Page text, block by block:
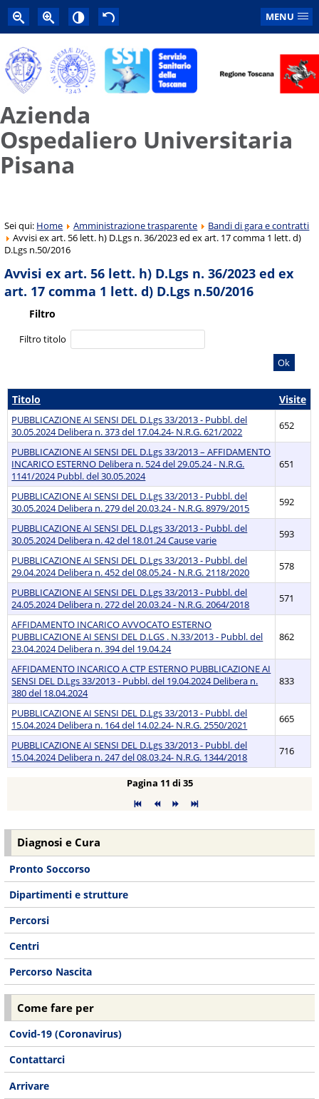
MENU
Azienda
Ospedaliero Universitaria
Pisana
Sei qui: Home Amministrazione trasparente
Bandi di gara e contratti
Avvisi ex art. 56 lett. h) D.Lgs n. 36/2023 ed ex art. 17 comma 1 lett. d)
D.Lgs n.50/2016
Avvisi ex art. 56 lett. h) D.Lgs n. 36/2023 ed ex
art. 17 comma 1 lett. d) D.Lgs n.50/2016
Filtro
Filtro titolo
Ok
Titolo Visite
PUBBLICAZIONE AI SENSI DEL D.Lgs 33/2013 - Pubbl. del
30.05.2024 Delibera n. 373 del 17.04.24- N.R.G. 621/2022
652
PUBBLICAZIONE AI SENSI DEL D.Lgs 33/2013 – AFFIDAMENTO
INCARICO ESTERNO Delibera n. 524 del 29.05.24 - N.R.G.
1141/2024 Pubbl. del 30.05.2024
651
PUBBLICAZIONE AI SENSI DEL D.Lgs 33/2013 - Pubbl. del
30.05.2024 Delibera n. 279 del 20.03.24 - N.R.G. 8979/2015
592
PUBBLICAZIONE AI SENSI DEL D.Lgs 33/2013 - Pubbl. del
30.05.2024 Delibera n. 42 del 18.01.24 Cause varie
593
PUBBLICAZIONE AI SENSI DEL D.Lgs 33/2013 - Pubbl. del
29.04.2024 Delibera n. 452 del 08.05.24 - N.R.G. 2118/2020
578
PUBBLICAZIONE AI SENSI DEL D.Lgs 33/2013 - Pubbl. del
24.05.2024 Delibera n. 272 del 20.03.24 - N.R.G. 2064/2018
571
AFFIDAMENTO INCARICO AVVOCATO ESTERNO
PUBBLICAZIONE AI SENSI DEL D.LGS . N.33/2013 - Pubbl. del
23.04.2024 Delibera n. 394 del 19.04.24
862
AFFIDAMENTO INCARICO A CTP ESTERNO PUBBLICAZIONE AI
SENSI DEL D.Lgs 33/2013 - Pubbl. del 19.04.2024 Delibera n.
380 del 18.04.2024
833
PUBBLICAZIONE AI SENSI DEL D.Lgs 33/2013 - Pubbl. del
15.04.2024 Delibera n. 164 del 14.02.24- N.R.G. 2550/2021
665
PUBBLICAZIONE AI SENSI DEL D.Lgs 33/2013 - Pubbl. del
15.04.2024 Delibera n. 247 del 08.03.24- N.R.G. 1344/2018
716
Pagina 11 di 35
Diagnosi e Cura
Pronto Soccorso
Dipartimenti e strutture
Percorsi
Centri
Percorso Nascita
Come fare per
Covid-19 (Coronavirus)
Contattarci
Arrivare